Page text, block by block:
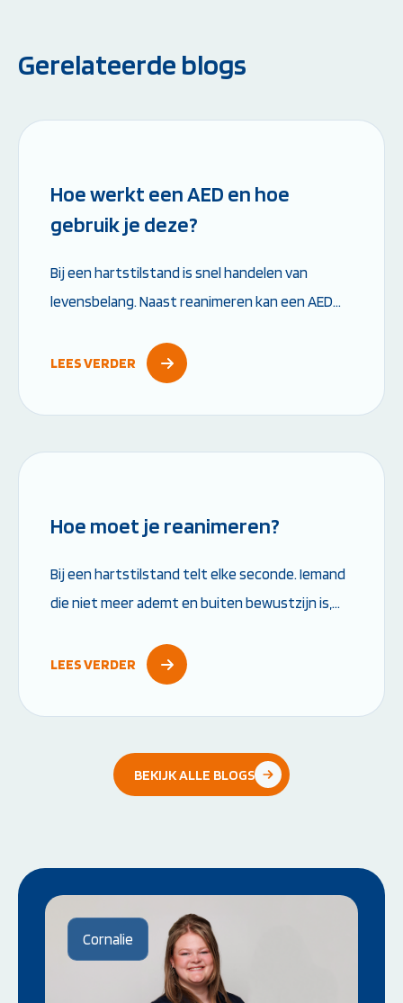
Gerelateerde blogs
Hoe werkt een AED en hoe
gebruik je deze?
Bij een hartstilstand is snel handelen van
levensbelang. Naast reanimeren kan een AED
hoe werkt een AED precies en wat moet je...
LEES VERDER
Hoe moet je reanimeren?
Bij een hartstilstand telt elke seconde. Iemand
die niet meer ademt en buiten bewustzijn is,
met reanimeren vergroot je de overlevingskans
LEES VERDER
BEKIJK ALLE BLOGS
Cornalie